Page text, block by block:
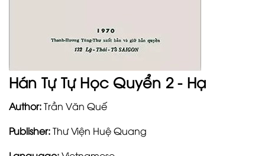
Hán Tự Tự Học Quyển 2 - Hạ
Author:Trần Văn Quế
Publisher:Thư Viện Huệ Quang